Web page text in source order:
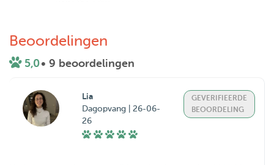
Beoordelingen
5,0• 9 beoordelingen
Lia
Dagopvang | 26-06-
26
GEVERIFIEERDE
BEOORDELING